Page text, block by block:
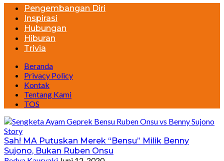
Pengembangan Diri
Inspirasi
Hubungan
Hiburan
Trivia
Beranda
Privacy Policy
Kontak
Tentang Kami
TOS
Story
Sah! MA Putuskan Merek “Bensu” Milik Benny
Sujono, Bukan Ruben Onsu